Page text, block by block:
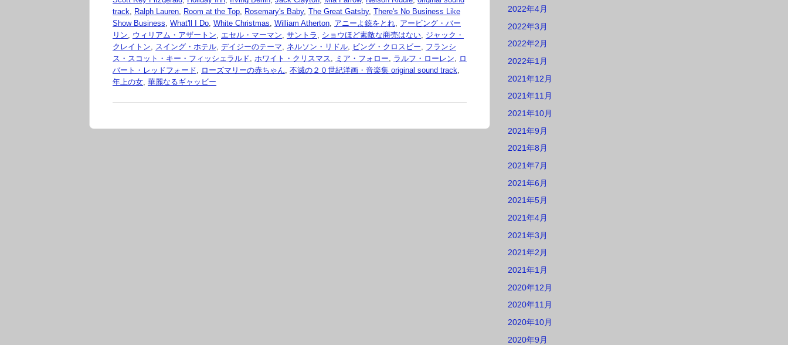
track, Ralph Lauren, Room at the Top, Rosemary's Baby, The Great Gatsby, There's No Business Like
Show Business, What'll I Do, White Christmas, William Atherton, アニーよ銃をとれ, アービング・バー
リン, ウィリアム・アザートン, エセル・マーマン, サントラ , ショウほど素敵な商売はない, ジャック・
クレイトン, スイング・ホテル, デイジーのテーマ, ネルソン・リドル, ビング・クロスビー, フランシ
ス・スコット・キー・フィッシェラルド, ホワイト・クリスマス, ミア・フォロー, ラルフ・ローレン, ロ
バート・レッドフォード, ローズマリーの赤ちゃん, 不滅の２０世紀洋画・音楽集 original sound track,
年上の女, 華麗なるギャッビー
2022年4月
2022年3月
2022年2月
2022年1月
2021年12月
2021年11月
2021年10月
2021年9月
2021年8月
2021年7月
2021年6月
2021年5月
2021年4月
2021年3月
2021年2月
2021年1月
2020年12月
2020年11月
2020年10月
2020年9月